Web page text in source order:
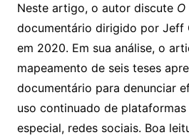
Neste artigo, o autor discute
documentário dirigido por Jeff
em 2020. Em sua análise, o
mapeamento de seis teses
documentário para denunciar
uso continuado de
especial, redes sociais. Boa